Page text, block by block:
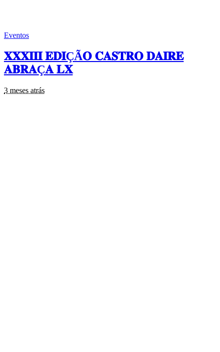
Eventos
𝐗𝐗𝐗𝐈𝐈𝐈 𝐄𝐃𝐈ÇÃ𝐎 𝐂𝐀𝐒𝐓𝐑𝐎 𝐃𝐀𝐈𝐑𝐄
𝐀𝐁𝐑𝐀Ç𝐀 𝐋𝐗
3 meses atrás